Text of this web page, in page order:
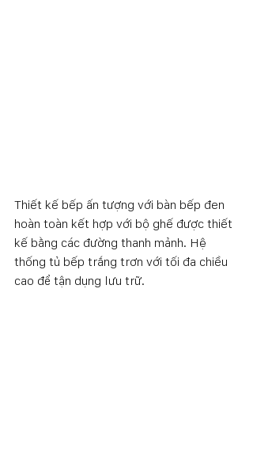
Thiết kế bếp ấn tượng với bàn bếp đen
hoàn toàn kết hợp với bộ ghế được thiết
kế bằng các đường thanh mảnh. Hệ
thống tủ bếp trắng trơn với tối đa chiều
cao để tận dụng lưu trữ.